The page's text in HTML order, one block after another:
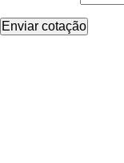
Enviar cotação